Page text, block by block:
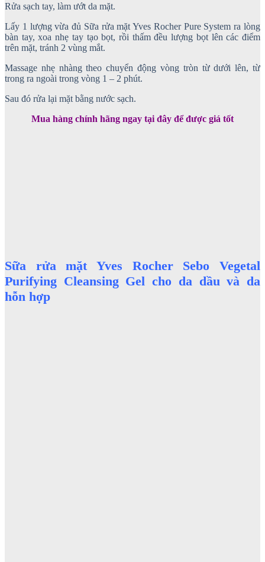
Rửa sạch tay, làm ướt da mặt.
Lấy 1 lượng vừa đủ Sữa rửa mặt Yves Rocher Pure System ra lòng
bàn tay, xoa nhẹ tay tạo bọt, rồi thấm đều lượng bọt lên các điểm
trên mặt, tránh 2 vùng mắt.
Massage nhẹ nhàng theo chuyển động vòng tròn từ dưới lên, từ
trong ra ngoài trong vòng 1 – 2 phút.
Sau đó rửa lại mặt bằng nước sạch.
Mua hàng chính hãng ngay tại đây để được giá tốt
Sữa rửa mặt Yves Rocher Sebo Vegetal
Purifying Cleansing Gel cho da dầu và da
hỗn hợp